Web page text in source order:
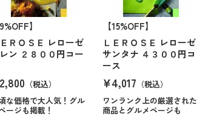
9%OFF】
ＲＯＳＥ レローゼ
ン ２８００円コー
（税込）
な価格で大人気！グル
ージも掲載！
【15%OFF】
ＬＥＲＯＳＥ レローゼ
サンタナ ４３００円コ
ース
¥4,017 （税込）
ワンランク上の厳選された
商品とグルメページも